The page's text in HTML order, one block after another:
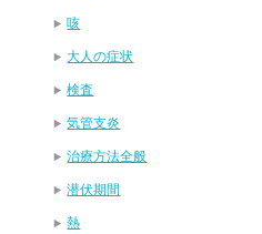
咳
大人の症状
検査
気管支炎
治療方法全般
潜伏期間
熱